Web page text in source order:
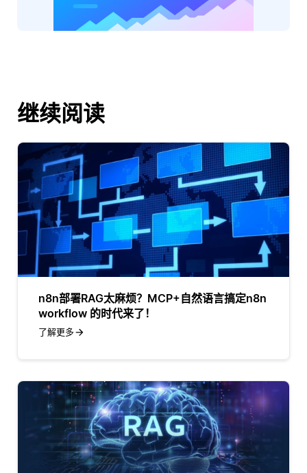
继续阅读
n8n部署RAG太麻烦？MCP+自然语言搞定n8n
workflow 的时代来了！
了解更多